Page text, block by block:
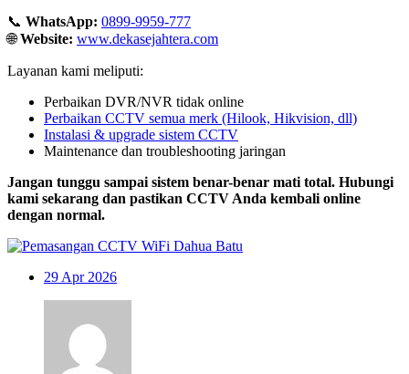
📞 WhatsApp: 0899-9959-777
🌐Website: www.dekasejahtera.com
Layanan kami meliputi:
Perbaikan DVR/NVR tidak online
Perbaikan CCTV semua merk (Hilook, Hikvision, dll)
Instalasi & upgrade sistem CCTV
Maintenance dan troubleshooting jaringan
Jangan tunggu sampai sistem benar-benar mati total. Hubungi
kami sekarang dan pastikan CCTV Anda kembali online
dengan normal.
29 Apr 2026